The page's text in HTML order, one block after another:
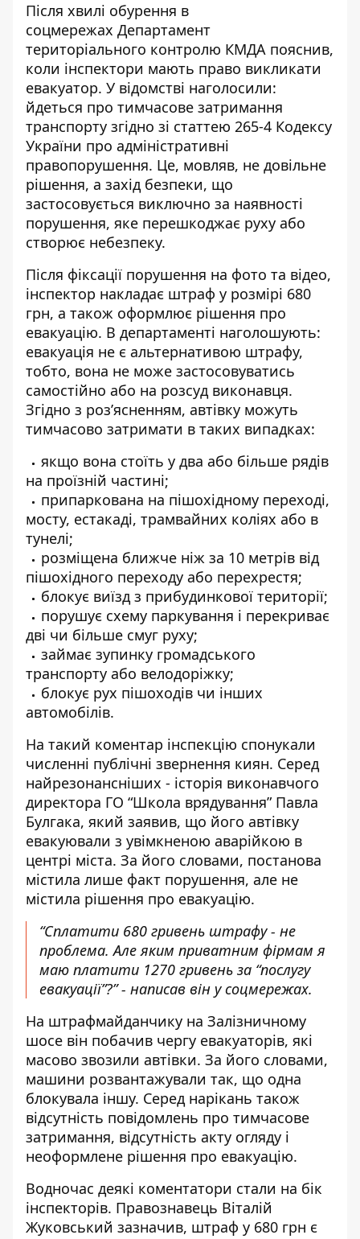
Після хвилі обурення в
соцмережах Департамент
територіального контролю КМДА пояснив,
коли інспектори мають право викликати
евакуатор. У відомстві наголосили:
йдеться про тимчасове затримання
транспорту згідно зі статтею 265-4 Кодексу
України про адміністративні
правопорушення. Це, мовляв, не довільне
рішення, а захід безпеки, що
застосовується виключно за наявності
порушення, яке перешкоджає руху або
створює небезпеку.
Після фіксації порушення на фото та відео,
інспектор накладає штраф у розмірі 680
грн, а також оформлює рішення про
евакуацію. В департаменті наголошують:
евакуація не є альтернативою штрафу,
тобто, вона не може застосовуватись
самостійно або на розсуд виконавця.
Згідно з роз’ясненням, автівку можуть
тимчасово затримати в таких випадках:
якщо вона стоїть у два або більше рядів
на проїзній частині;
припаркована на пішохідному переході,
мосту, естакаді, трамвайних коліях або в
тунелі;
розміщена ближче ніж за 10 метрів від
пішохідного переходу або перехрестя;
блокує виїзд з прибудинкової території;
порушує схему паркування і перекриває
дві чи більше смуг руху;
займає зупинку громадського
транспорту або велодоріжку;
блокує рух пішоходів чи інших
автомобілів.
На такий коментар інспекцію спонукали
численні публічні звернення киян. Серед
найрезонансніших - історія виконавчого
директора ГО “Школа врядування” Павла
Булгака, який заявив, що його автівку
евакуювали з увімкненою аварійкою в
центрі міста. За його словами, постанова
містила лише факт порушення, але не
містила рішення про евакуацію.
“Сплатити 680 гривень штрафу - не
проблема. Але яким приватним фірмам я
маю платити 1270 гривень за “послугу
евакуації”?” - написав він у соцмережах.
На штрафмайданчику на Залізничному
шосе він побачив чергу евакуаторів, які
масово звозили автівки. За його словами,
машини розвантажували так, що одна
блокувала іншу. Серед нарікань також
відсутність повідомлень про тимчасове
затримання, відсутність акту огляду і
неоформлене рішення про евакуацію.
Водночас деякі коментатори стали на бік
інспекторів. Правознавець Віталій
Жуковський зазначив, штраф у 680 грн є